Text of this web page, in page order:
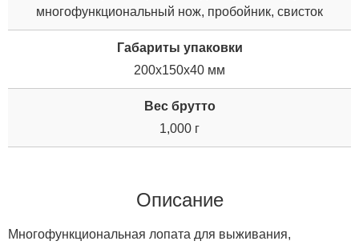
многофункциональный нож, пробойник, свисток
Габариты упаковки
200x150x40 мм
Вес брутто
1,000 г
Описание
Многофункциональная лопата для выживания,